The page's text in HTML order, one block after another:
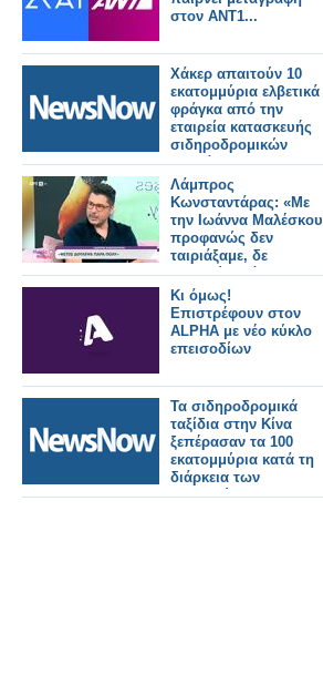
στον ΑΝΤ1...
Χάκερ απαιτούν 10
εκατομμύρια ελβετικά
φράγκα από την
εταιρεία κατασκευής
σιδηροδρομικών
οχημάτων Stadler.
Λάμπρος
Κωνσταντάρας: «Με
την Ιωάννα Μαλέσκου
προφανώς δεν
ταιριάξαμε, δε
μετανιώνω όμως για
την επιλογή που
έκανα»
Κι όμως!
Επιστρέφουν στον
ALPHA με νέο κύκλο
επεισοδίων
Τα σιδηροδρομικά
ταξίδια στην Κίνα
ξεπέρασαν τα 100
εκατομμύρια κατά τη
διάρκεια των
διακοπών της